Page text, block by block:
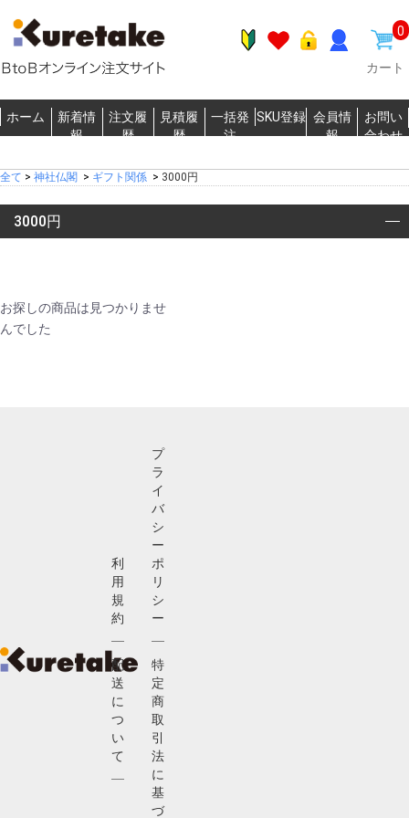
0
カート
ホーム
新着情
報
注文履
歴
見積履
歴
一括発
注
SKU登録 会員情
報
お問い
合わせ
全て > 神社仏閣 > ギフト関係 > 3000円
3000円
お探しの商品は見つかりませ
んでした
利
用
規
約
配
送
に
つ
い
て
プ
ラ
イ
バ
シ
ー
ポ
リ
シ
ー
特
定
商
取
引
法
に
基
づ